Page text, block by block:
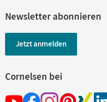
Newsletter abonnieren
Jetzt anmelden
Cornelsen bei